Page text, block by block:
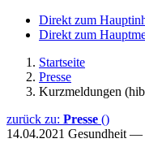
Direkt zum
Direkt zum
Startseite
Presse
Kurzmeldungen
zurück zu: Presse ()
14.04.2021 Gesundheit